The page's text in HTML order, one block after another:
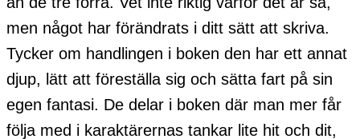
men något har förändrats i ditt sätt att skriva.
Tycker om handlingen i boken den har ett annat
djup, lätt att föreställa sig och sätta fart på sin
egen fantasi. De delar i boken där man mer får
följa med i karaktärernas tankar lite hit och dit,